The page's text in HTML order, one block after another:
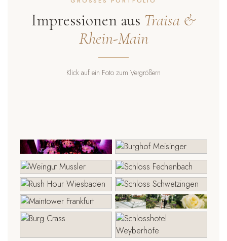
Impressionen aus Traisa &
Rhein-Main
Klick auf ein Foto zum Vergrößern